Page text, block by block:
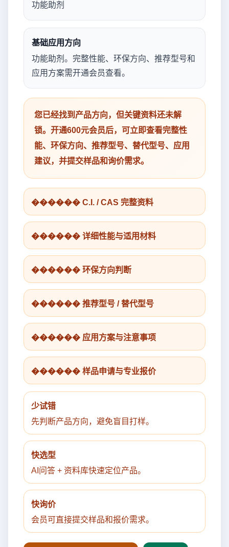
功能助剂
基础应用方向
功能助剂。完整性能、环保方向、推荐型号和
应用方案需开通会员查看。
您已经找到产品方向，但关键资料还未解
锁。开通600元会员后，可立即查看完整性
能、环保方向、推荐型号、替代型号、应用
建议，并提交样品和询价需求。
������ C.I. / CAS 完整资料
������ 详细性能与适用材料
������ 环保方向判断
������ 推荐型号 / 替代型号
������ 应用方案与注意事项
������ 样品申请与专业报价
少试错
先判断产品方向，避免盲目打样。
快选型
AI问答 + 资料库快速定位产品。
快询价
会员可直接提交样品和报价需求。